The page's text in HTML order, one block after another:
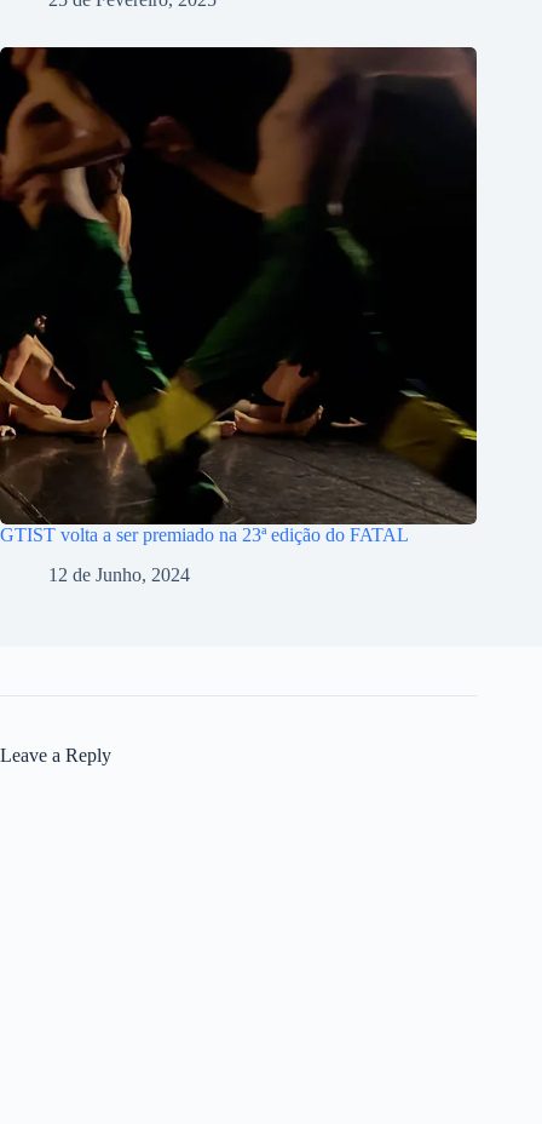
GTIST volta a ser premiado na 23ª edição do FATAL
12 de Junho, 2024
Leave a Reply